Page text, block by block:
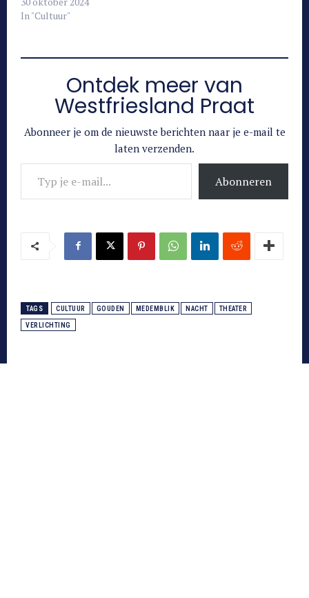
In "Cultuur"
Ontdek meer van
Westfriesland Praat
Abonneer je om de nieuwste berichten naar je e-mail te
laten verzenden.
Typ je e-mail...
Abonneren
TAGS CULTUUR GOUDEN MEDEMBLIK NACHT THEATER
VERLICHTING